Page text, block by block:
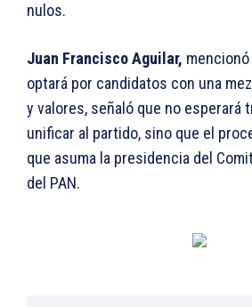
nulos.
Juan Francisco Aguilar,
optará por candidatos con una
y valores, señaló que no esperará
unificar al partido, sino que el
que asuma la presidencia del
del PAN.